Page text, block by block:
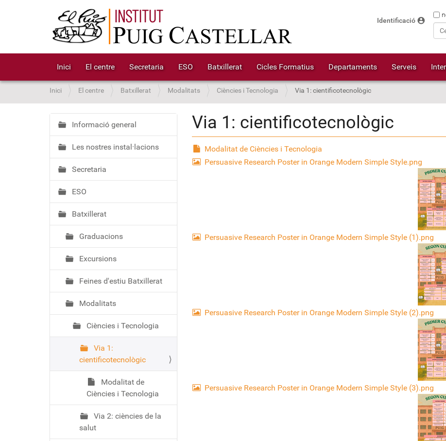
Identificació account_circle
Inici El centre Secretaria ESO Batxillerat Cicles Formatius Departaments Serveis
S
o
u
:
Inici El centre Batxillerat Modalitats Ciències i Tecnologia Via 1: cientificotecnològic
Via 1: cientificotecnològic
Modalitat de Ciències i Tecnologia
Persuasive Research Poster in Orange Modern Simple Style.png
Persuasive Research Poster in Orange Modern Simple Style (1).png
Persuasive Research Poster in Orange Modern Simple Style (2).png
Persuasive Research Poster in Orange Modern Simple Style (3).png
N
a
v
e
g
a
c
ó
Informació general
Les nostres instal·lacions
Secretaria
ESO
Batxillerat
Graduacions
Excursions
Feines d'estiu Batxillerat
Modalitats
Ciències i Tecnologia
Via 1:
cientificotecnològic
Modalitat de
Ciències i Tecnologia
Via 2: ciències de la
salut